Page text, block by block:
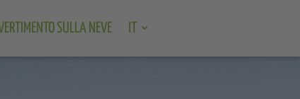
SULLA NEVE